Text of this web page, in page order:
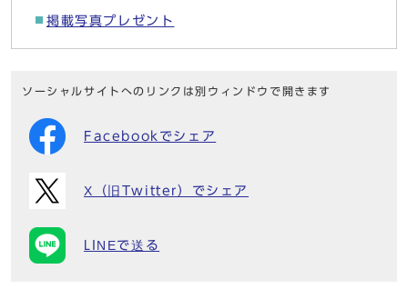
掲載写真プレゼント
ソーシャルサイトへのリンクは別ウィンドウで開きます
Facebookでシェア
X（旧Twitter）でシェア
LINEで送る